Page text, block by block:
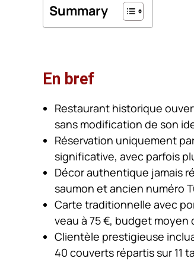
Summary
En bref
Restaurant historique
sans modification de son
Réservation uniquement
significative, avec parfois
Décor authentique jamais
saumon et ancien numéro
Carte traditionnelle avec
veau à 75 €, budget moyen
Clientèle prestigieuse
40 couverts répartis sur 11